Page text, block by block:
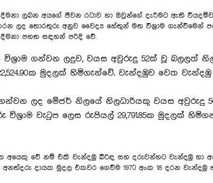
දීමනා ලබන අයගේ ජීවන රටාව හා ඔවුන්ගේ දැරීමට ඇති
ලද තොරතුරු අනුව වෛද්‍ය හේතුන් මත විශ්‍රාම ගැන්වීමෙන්
පහත සඳහන් පරිදි වේ.
විශ්‍රාම ගන්වන ලදුව, වයස අවුරුදු 52ක් වූ බලලත්
මුදලක් හිමිගැන්වේ. වැන්දඹුව වෙත
ගන්වන ලද මේජර් නිලයේ නිලධාරියකු වයස
විශ්‍රාම වැටුප ලෙස රුපියල් 29,791.85ක මුදලක්
අයෙකු වේ නම් එකී වැන්දඹු බිරිඳ සහ දරුවන්හට වැන්දඹු හා
දායක මුදල එකවර ගෙවීම 1970 අංක 18 දරන